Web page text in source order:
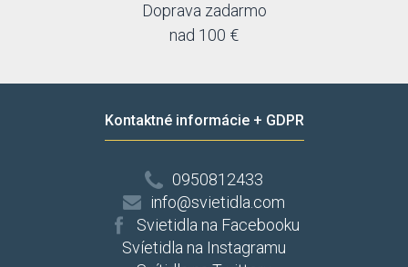
Doprava zadarmo
nad 100 €
Kontaktné informácie + GDPR
0950812433
info@svietidla.com
Svietidla na Facebooku
Svíetidla na Instagramu